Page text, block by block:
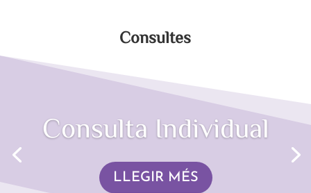
Consultes
Consulta Individual
LLEGIR MÉS